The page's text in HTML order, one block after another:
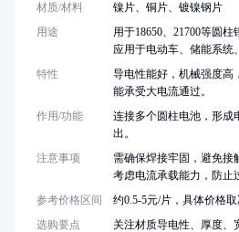
材质/材料
镍片、铜片、镀镍钢片
用途
用于18650、21700等圆
应用于电动车、储能系统
特性
导电性能好，机械强度高
能承受大电流通过。
作用/功能
连接多个圆柱电池，形成
出。
注意事项
需确保焊接牢固，避免接
考虑电流承载能力，防止
参考价格区间
约0.5-5元/片，具体价格
选购要点
关注材质导电性、厚度、